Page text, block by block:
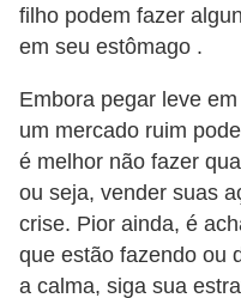
filho podem fazer
em seu estômago .
Embora pegar leve
um mercado ruim
é melhor não fazer
ou seja, vender suas
crise. Pior ainda, é
que estão fazendo ou
a calma, siga sua
e
s
f
n
a
n